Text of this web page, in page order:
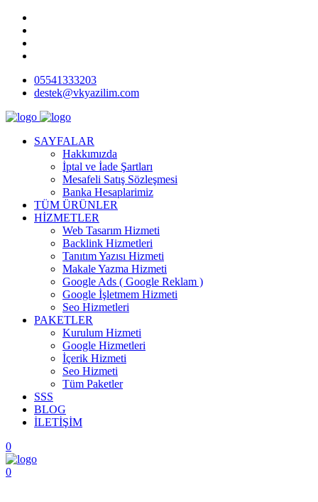
05541333203
destek@vkyazilim.com
SAYFALAR
Hakkımızda
İptal ve İade Şartları
Mesafeli Satış Sözleşmesi
Banka Hesaplarimiz
TÜM ÜRÜNLER
HİZMETLER
Web Tasarım Hizmeti
Backlink Hizmetleri
Tanıtım Yazısı Hizmeti
Makale Yazma Hizmeti
Google Ads ( Google Reklam )
Google İşletmem Hizmeti
Seo Hizmetleri
PAKETLER
Kurulum Hizmeti
Google Hizmetleri
İçerik Hizmeti
Seo Hizmeti
Tüm Paketler
SSS
BLOG
İLETİŞİM
0
0